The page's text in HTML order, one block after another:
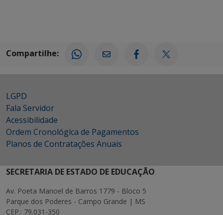
Compartilhe:
LGPD
Fala Servidor
Acessibilidade
Ordem Cronológica de Pagamentos
Planos de Contratações Anuais
SECRETARIA DE ESTADO DE EDUCAÇÃO
Av. Poeta Manoel de Barros 1779 - Bloco 5
Parque dos Poderes - Campo Grande | MS
CEP.: 79.031-350